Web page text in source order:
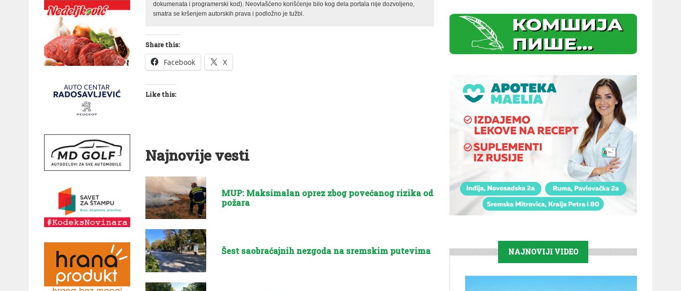
dokumenata i programerski kod). Neovlašćeno korišćenje bilo kog dela portala nije dozvoljeno,
smatra se kršenjem autorskih prava i podložno je tužbi.
Share this:
Facebook X
Like this:
Najnovije vesti
MUP: Maksimalan oprez zbog povećanog rizika od
požara
Šest saobraćajnih nezgoda na sremskim putevima NAJNOVIJI VIDEO